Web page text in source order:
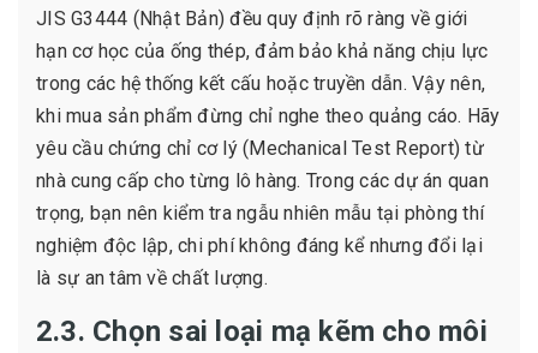
JIS G3444 (Nhật Bản) đều quy định rõ ràng về giới
hạn cơ học của ống thép, đảm bảo khả năng chịu lực
trong các hệ thống kết cấu hoặc truyền dẫn. Vậy nên,
khi mua sản phẩm đừng chỉ nghe theo quảng cáo. Hãy
yêu cầu chứng chỉ cơ lý (Mechanical Test Report) từ
nhà cung cấp cho từng lô hàng. Trong các dự án quan
trọng, bạn nên kiểm tra ngẫu nhiên mẫu tại phòng thí
nghiệm độc lập, chi phí không đáng kể nhưng đổi lại
là sự an tâm về chất lượng.
2.3. Chọn sai loại mạ kẽm cho môi